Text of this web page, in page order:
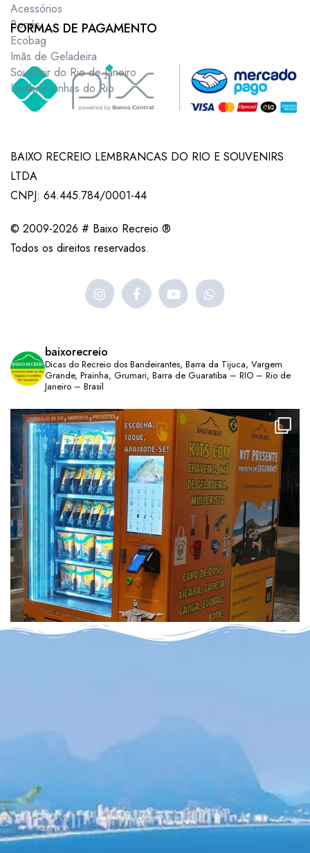
Acessórios
Bonés
Ecobag
Imãs de Geladeira
Souvenir do Rio de Janeiro
Lembrancinhas do Rio
FORMAS DE PAGAMENTO
BAIXO RECREIO LEMBRANCAS DO RIO E SOUVENIRS
LTDA
CNPJ: 64.445.784/0001-44
© 2009-2026 # Baixo Recreio ®
Todos os direitos reservados.
baixorecreio
Dicas do Recreio dos Bandeirantes, Barra da Tijuca, Vargem
Grande, Prainha, Grumari, Barra de Guaratiba – RIO – Rio de
Janeiro – Brasil